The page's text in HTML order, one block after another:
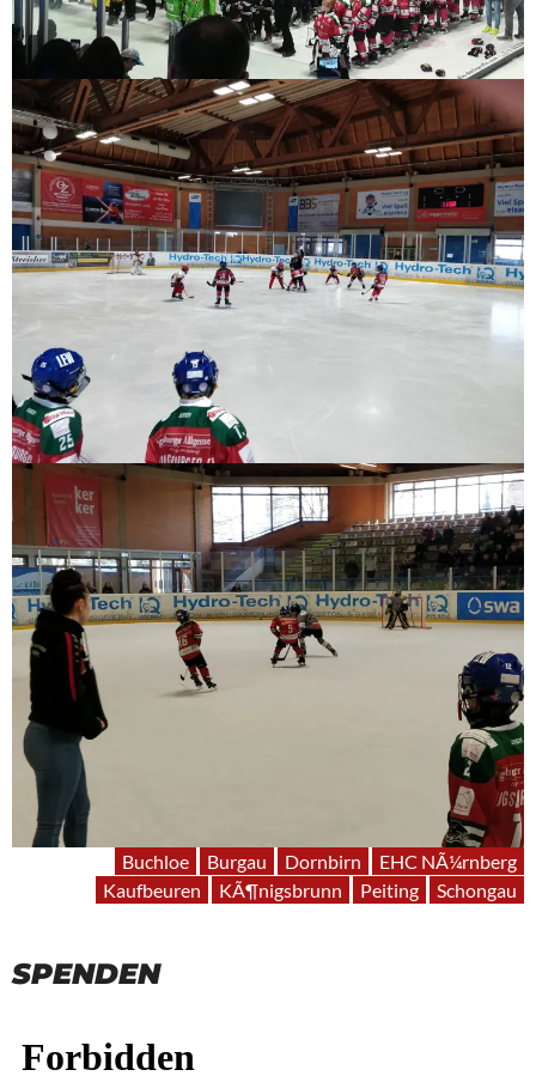
Buchloe Burgau Dornbirn
EHC NÃ¼rnberg
Kaufbeuren
KÃ¶nigsbrunn Peiting Schongau
SPENDEN